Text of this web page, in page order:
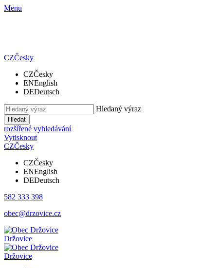
Menu
CZČesky
CZČesky
ENEnglish
DEDeutsch
Hledaný výraz
Hledat
rozšířené vyhledávání
Vytisknout
CZČesky
CZČesky
ENEnglish
DEDeutsch
582 333 398
obec@drzovice.cz
Držovice
Držovice